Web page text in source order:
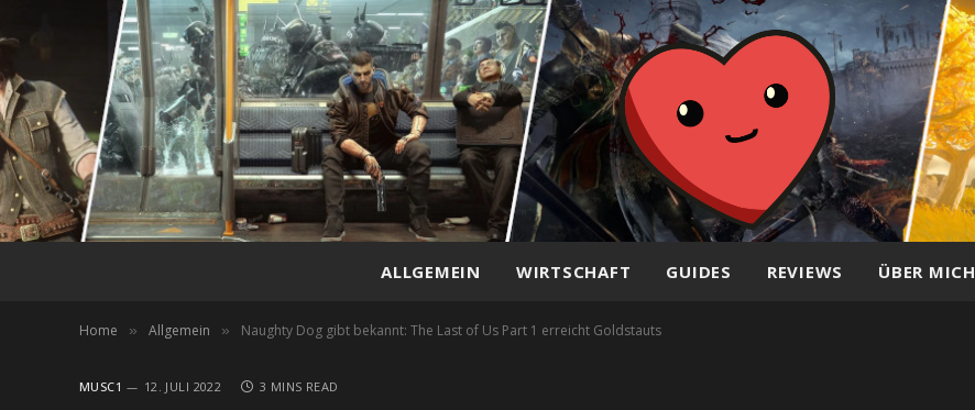
ALLGEMEIN WIRTSCHAFT GUIDES REVIEWS ÜBER MICH
Home » Allgemein » Naughty Dog gibt bekannt: The Last of Us Part 1 erreicht Goldstauts
MUSC1 12. JULI 2022 3 MINS READ